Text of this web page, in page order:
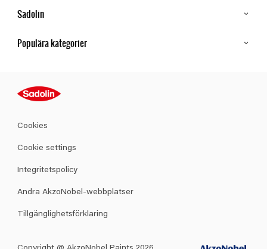
Sadolin
Populära kategorier
Kulörer
Produkter
Cookies
Cookie settings
Integritetspolicy
Andra AkzoNobel-webbplatser
Tillgänglighetsförklaring